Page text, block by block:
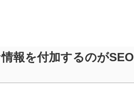
報を付加するのがSEO